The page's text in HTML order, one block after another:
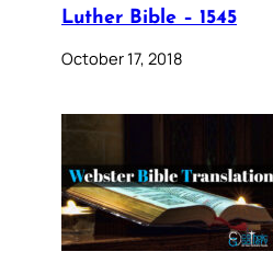
Luther Bible – 1545
October 17, 2018